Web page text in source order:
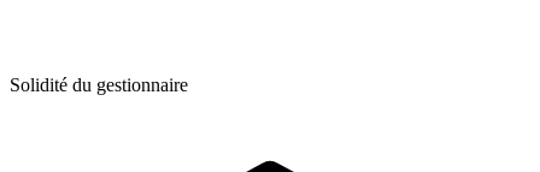
Solidité du gestionnaire